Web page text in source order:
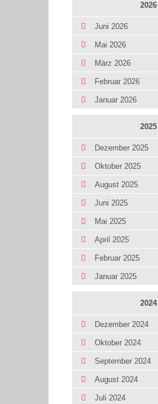
2026
Juni 2026
Mai 2026
März 2026
Februar 2026
Januar 2026
2025
Dezember 2025
Oktober 2025
August 2025
Juni 2025
Mai 2025
April 2025
Februar 2025
Januar 2025
2024
Dezember 2024
Oktober 2024
September 2024
August 2024
Juli 2024